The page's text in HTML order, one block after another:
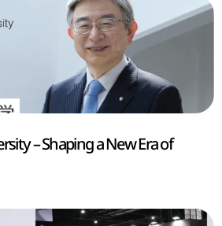
– Shaping a New Era of